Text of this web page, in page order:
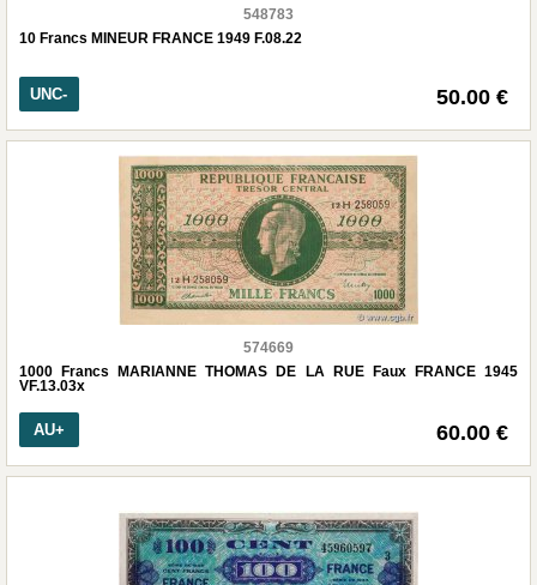
548783
10 Francs MINEUR FRANCE 1949 F.08.22
UNC- 50.00 €
574669
1000 Francs MARIANNE THOMAS DE LA RUE Faux FRANCE 1945
VF.13.03x
AU+ 60.00 €